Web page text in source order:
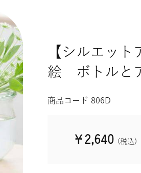
【シルエット
絵 ボトルと
商品コード 806D
￥2,640 (税込)